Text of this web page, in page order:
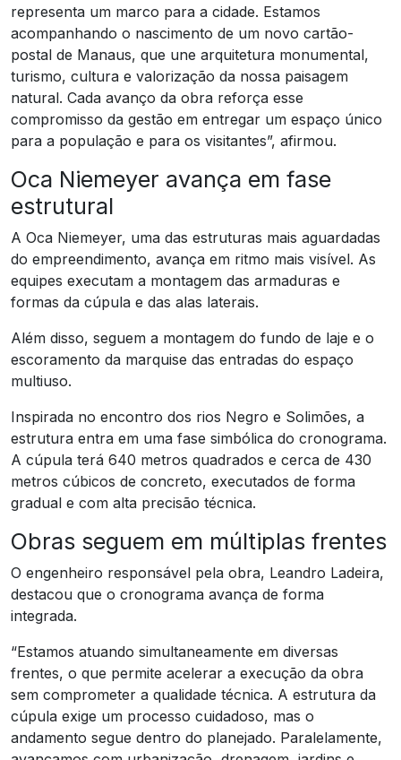
representa um marco para a cidade. Estamos
acompanhando o nascimento de um novo cartão-
postal de Manaus, que une arquitetura monumental,
turismo, cultura e valorização da nossa paisagem
natural. Cada avanço da obra reforça esse
compromisso da gestão em entregar um espaço único
para a população e para os visitantes”, afirmou.
Oca Niemeyer avança em fase
estrutural
A Oca Niemeyer, uma das estruturas mais aguardadas
do empreendimento, avança em ritmo mais visível. As
equipes executam a montagem das armaduras e
formas da cúpula e das alas laterais.
Além disso, seguem a montagem do fundo de laje e o
escoramento da marquise das entradas do espaço
multiuso.
Inspirada no encontro dos rios Negro e Solimões, a
estrutura entra em uma fase simbólica do cronograma.
A cúpula terá 640 metros quadrados e cerca de 430
metros cúbicos de concreto, executados de forma
gradual e com alta precisão técnica.
Obras seguem em múltiplas frentes
O engenheiro responsável pela obra, Leandro Ladeira,
destacou que o cronograma avança de forma
integrada.
“Estamos atuando simultaneamente em diversas
frentes, o que permite acelerar a execução da obra
sem comprometer a qualidade técnica. A estrutura da
cúpula exige um processo cuidadoso, mas o
andamento segue dentro do planejado. Paralelamente,